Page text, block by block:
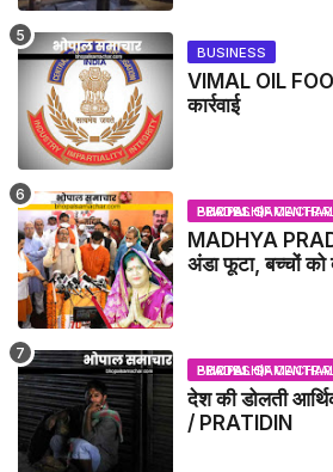
BUSINESS
VIMAL OIL
कार्रवाई
BHOPAL SAMACHAR | NO 1 HINDI NEWS PORTAL OF CENTRAL INDIA (MADHYA PRADESH)
MADHYA
अंडा फूटा, बच्चों को
BHOPAL SAMACHAR | NO 1 HINDI NEWS PORTAL OF CENTRAL INDIA (MADHYA PRADESH)
देश की डोलती
/ PRATIDIN